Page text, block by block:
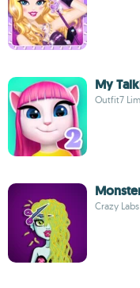
My
Outfit7
Crazy Labs